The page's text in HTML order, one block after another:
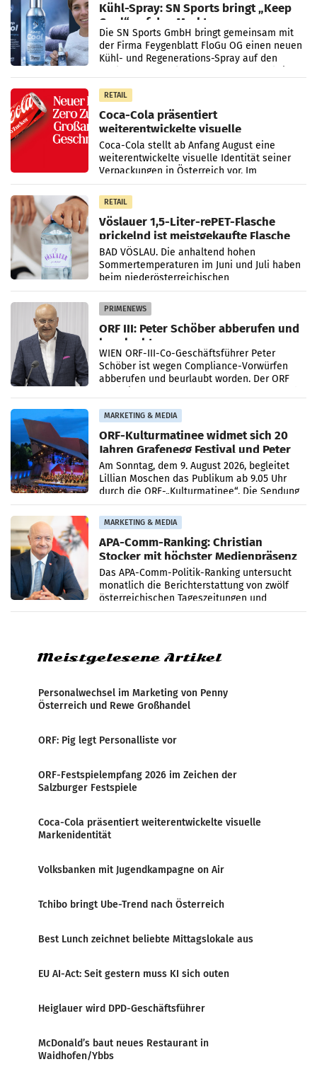
Kühl-Spray: SN Sports bringt „Keep
Cool“ auf den Markt
Die SN Sports GmbH bringt gemeinsam mit
der Firma Feygenblatt FloGu OG einen neuen
Kühl- und Regenerations-Spray auf den
RETAIL
Coca-Cola präsentiert
weiterentwickelte visuelle
Markenidentität
Coca-Cola stellt ab Anfang August eine
weiterentwickelte visuelle Identität seiner
Verpackungen in Österreich vor. Im
Mittelpunkt des Redesigns stehen zentrale
Gestaltungselemente
RETAIL
Vöslauer 1,5-Liter-rePET-Flasche
prickelnd ist meistgekaufte Flasche
Österreichs
BAD VÖSLAU. Die anhaltend hohen
Sommertemperaturen im Juni und Juli haben
beim niederösterreichischen
Getränkehersteller Vöslauer zu deutlichen
Absatzzuwächsen geführt. Während
PRIMENEWS
ORF III: Peter Schöber abberufen und
beurlaubt
WIEN ORF-III-Co-Geschäftsführer Peter
Schöber ist wegen Compliance-Vorwürfen
abberufen und beurlaubt worden. Der ORF
MARKETING & MEDIA
ORF-Kulturmatinee widmet sich 20
Jahren Grafenegg Festival und Peter
Simonischek
Am Sonntag, dem 9. August 2026, begleitet
Lillian Moschen das Publikum ab 9.05 Uhr
durch die ORF-„Kulturmatinee“. Die Sendung
startet mit der Dokumentation „20 Jahre
Grafenegg
MARKETING & MEDIA
APA-Comm-Ranking: Christian
Stocker mit höchster Medienpräsenz
im Juli
Das APA-Comm-Politik-Ranking untersucht
monatlich die Berichterstattung von zwölf
österreichischen Tageszeitungen und
analysiert, welche Politikerinnen und
Meistgelesene Artikel
Personalwechsel im Marketing von Penny
Österreich und Rewe Großhandel
ORF: Pig legt Personalliste vor
ORF-Festspielempfang 2026 im Zeichen der
Salzburger Festspiele
Coca-Cola präsentiert weiterentwickelte visuelle
Markenidentität
Volksbanken mit Jugendkampagne on Air
Tchibo bringt Ube-Trend nach Österreich
Best Lunch zeichnet beliebte Mittagslokale aus
EU AI-Act: Seit gestern muss KI sich outen
Heiglauer wird DPD-Geschäftsführer
McDonald’s baut neues Restaurant in
Waidhofen/Ybbs